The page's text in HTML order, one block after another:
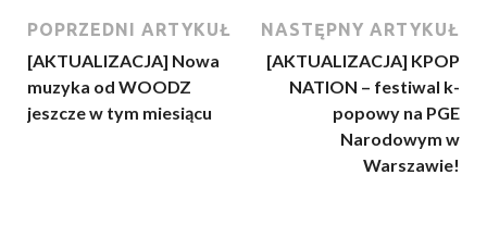
POPRZEDNI ARTYKUŁ
[AKTUALIZACJA] Nowa
muzyka od WOODZ
jeszcze w tym miesiącu
NASTĘPNY ARTYKUŁ
[AKTUALIZACJA] KPOP
NATION – festiwal k-
popowy na PGE
Narodowym w
Warszawie!